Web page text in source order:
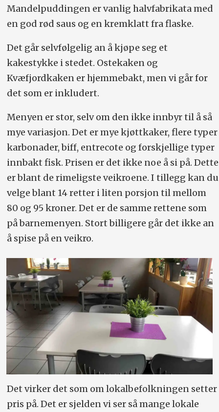
Mandelpuddingen er vanlig halvfabrikata med
en god rød saus og en kremklatt fra flaske.
Det går selvfølgelig an å kjøpe seg et
kakestykke i stedet. Ostekaken og
Kvæfjordkaken er hjemmebakt, men vi går for
det som er inkludert.
Menyen er stor, selv om den ikke innbyr til å så
mye variasjon. Det er mye kjøttkaker, flere typer
karbonader, biff, entrecote og forskjellige typer
innbakt fisk. Prisen er det ikke noe å si på. Dette
er blant de rimeligste veikroene. I tillegg kan du
velge blant 14 retter i liten porsjon til mellom
80 og 95 kroner. Det er de samme rettene som
på barnemenyen. Stort billigere går det ikke an
å spise på en veikro.
Det virker det som om lokalbefolkningen setter
pris på. Det er sjelden vi ser så mange lokale